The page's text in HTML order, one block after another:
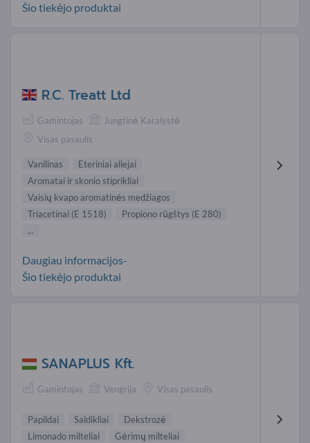
Šio tiekėjo produktai
R.C. Treatt Ltd
Gamintojas
Jungtinė Karalystė
Visas pasaulis
Vanilinas
Eteriniai aliejai
Aromatai ir skonio stiprikliai
Vaisių kvapo aromatinės medžiagos
Triacetinai (E 1518)
Propiono rūgštys (E 280)
...
Daugiau informacijos-
Šio tiekėjo produktai
SANAPLUS Kft.
Gamintojas Vengrija Visas pasaulis
Papildai Saldikliai
Dekstrozė
Limonado milteliai
Gėrimų milteliai